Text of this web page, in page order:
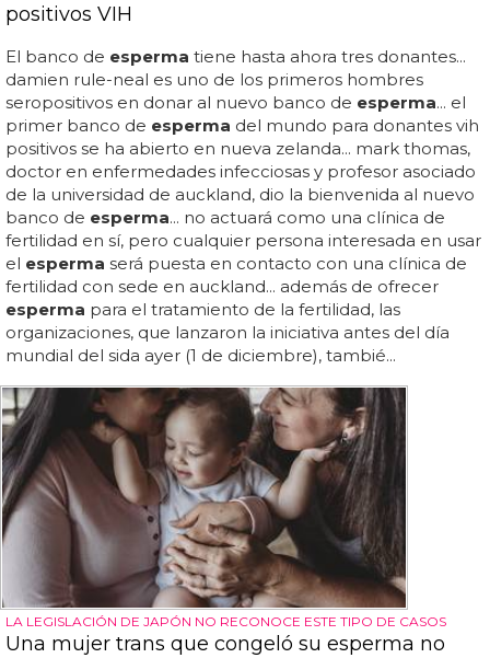
positivos VIH
El banco de esperma tiene hasta ahora tres donantes...
damien rule-neal es uno de los primeros hombres
seropositivos en donar al nuevo banco de esperma... el
primer banco de esperma del mundo para donantes vih
positivos se ha abierto en nueva zelanda... mark thomas,
doctor en enfermedades infecciosas y profesor asociado
de la universidad de auckland, dio la bienvenida al nuevo
banco de esperma... no actuará como una clínica de
fertilidad en sí, pero cualquier persona interesada en usar
el esperma será puesta en contacto con una clínica de
fertilidad con sede en auckland... además de ofrecer
esperma para el tratamiento de la fertilidad, las
organizaciones, que lanzaron la iniciativa antes del día
mundial del sida ayer (1 de diciembre), tambié...
LA LEGISLACIÓN DE JAPÓN NO RECONOCE ESTE TIPO DE CASOS
Una mujer trans que congeló su esperma no